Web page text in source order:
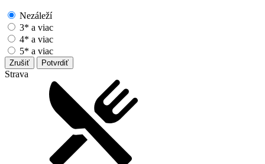
Nezáleží
3* a viac
4* a viac
5* a viac
Zrušiť Potvrdiť
Strava